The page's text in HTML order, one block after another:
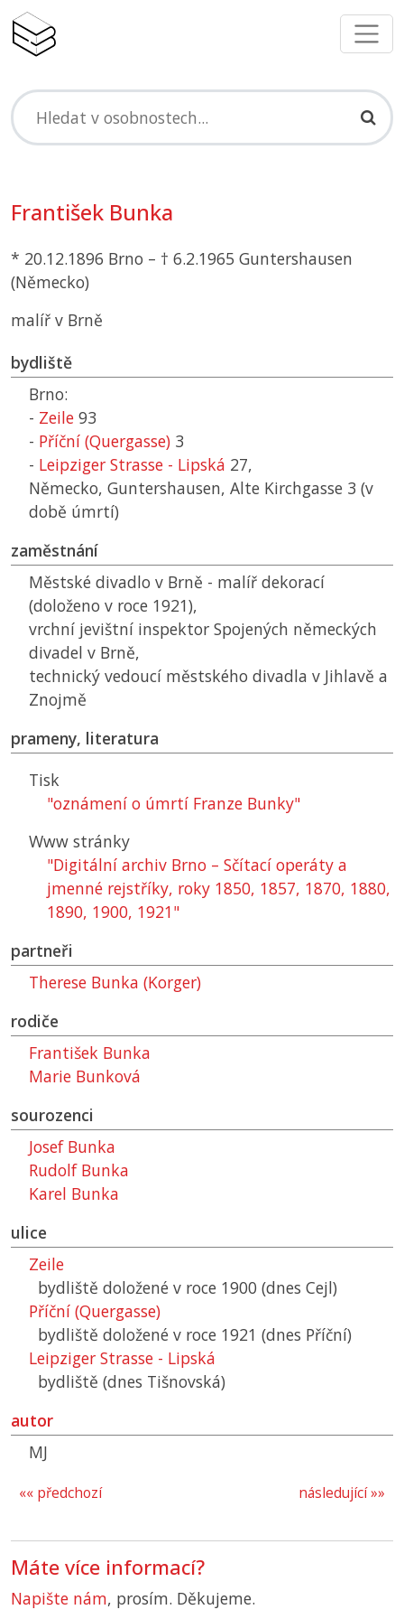
František Bunka
* 20.12.1896 Brno – † 6.2.1965 Guntershausen
(Německo)
malíř v Brně
bydliště
Brno:
- Zeile 93
- Příční (Quergasse) 3
- Leipziger Strasse - Lipská 27,
Německo, Guntershausen, Alte Kirchgasse 3 (v
době úmrtí)
zaměstnání
Městské divadlo v Brně - malíř dekorací
(doloženo v roce 1921),
vrchní jevištní inspektor Spojených německých
divadel v Brně,
technický vedoucí městského divadla v Jihlavě a
Znojmě
prameny, literatura
Tisk
"oznámení o úmrtí Franze Bunky"
Www stránky
"Digitální archiv Brno – Sčítací operáty a
jmenné rejstříky, roky 1850, 1857, 1870, 1880,
1890, 1900, 1921"
partneři
Therese Bunka (Korger)
rodiče
František Bunka
Marie Bunková
sourozenci
Josef Bunka
Rudolf Bunka
Karel Bunka
ulice
Zeile
bydliště doložené v roce 1900 (dnes Cejl)
Příční (Quergasse)
bydliště doložené v roce 1921 (dnes Příční)
Leipziger Strasse - Lipská
bydliště (dnes Tišnovská)
autor
MJ
následující »»
«« předchozí
Máte více informací?
Napište nám, prosím. Děkujeme.